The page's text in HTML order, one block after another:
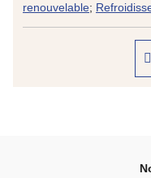
renouvelable;